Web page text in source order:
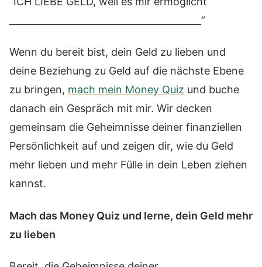
_________________________________________”
Wenn du bereit bist, dein Geld zu lieben und
deine Beziehung zu Geld auf die nächste Ebene
zu bringen, mach mein Money Quiz und buche
danach ein Gespräch mit mir. Wir decken
gemeinsam die Geheimnisse deiner finanziellen
Persönlichkeit auf und zeigen dir, wie du Geld
mehr lieben und mehr Fülle in dein Leben ziehen
kannst.
Mach das Money Quiz und lerne, dein Geld mehr
zu lieben